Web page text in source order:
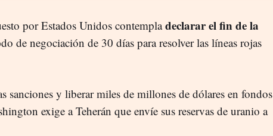
por Estados Unidos contempladeclarar el fin de la
de negociación de 30 días para resolver las líneas rojas
sanciones y liberar miles de millones de dólares en fondos
exige a Teherán que envíe sus reservas de uranio a